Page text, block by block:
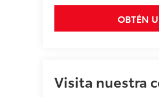
OBTÉN
Visita nuestra